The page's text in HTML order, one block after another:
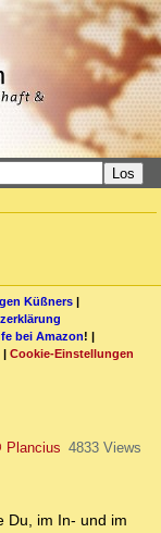
Los
Küßners |
bei Amazon! |
| Cookie-Einstellungen
Plancius 4833 Views
Du, im In- und im